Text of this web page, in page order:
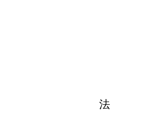
法